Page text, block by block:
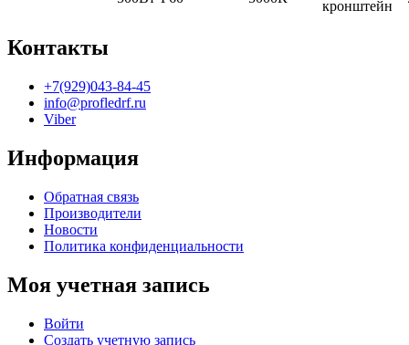
кронштейн
Контакты
+7(929)043-84-45
info@profledrf.ru
Viber
Информация
Обратная связь
Производители
Новости
Политика конфиденциальности
Моя учетная запись
Войти
Создать учетную запись